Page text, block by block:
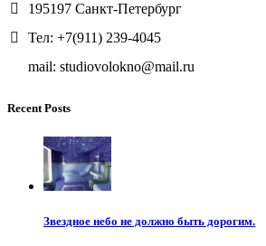
195197 Санкт-Петербург
Тел: +7(911) 239-4045
mail: studiovolokno@mail.ru
Recent Posts
Звездное небо не должно быть дорогим.